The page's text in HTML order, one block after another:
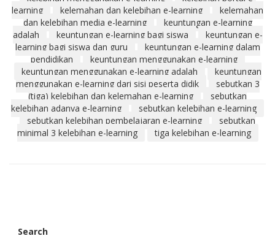
learning
kelemahan dan kelebihan e-learning
kelemahan
dan kelebihan media e-learning
keuntungan e-learning
adalah
keuntungan e-learning bagi siswa
keuntungan e-
learning bagi siswa dan guru
keuntungan e-learning dalam
pendidikan
keuntungan menggunakan e-learning
keuntungan menggunakan e-learning adalah
keuntungan
menggunakan e-learning dari sisi peserta didik
sebutkan 3
(tiga) kelebihan dan kelemahan e-learning
sebutkan
kelebihan adanya e-learning
sebutkan kelebihan e-learning
sebutkan kelebihan pembelajaran e-learning
sebutkan
minimal 3 kelebihan e-learning
tiga kelebihan e-learning
Search